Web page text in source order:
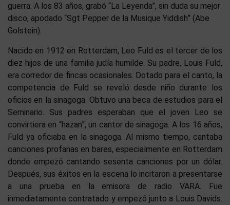
guerra. A los 83 años, grabó “La Leyenda”, sin duda su mejor
disco, apodado “Sgt Pepper de la Musique Yiddish” (Abe
Golstein).
Nacido en 1912 en Rotterdam, Leo Fuld es el tercer de los
diez hijos de una familia judía humilde. Su padre, Louis Fuld,
era corredor de fincas ocasionales. Dotado para el canto, la
competencia de Fuld se reveló desde niño durante los
oficios en la sinagoga. Obtuvo una beca de estudios para el
Seminario. Sus padres esperaban que el joven Leo se
convirtiera en “hazan”, un cantor de sinagoga. A los 16 años,
Fuld ya oficiaba en la sinagoga. Al mismo tiempo, cantaba
canciones profanas en bares, especialmente en Rotterdam
donde empezó cantando sesenta canciones por un dólar.
Después, sus éxitos en la escena lo incitaron a presentarse
a una prueba en la emisora de radio VARA. Fue
inmediatamente contratado y empezó junto a Louis Davids.